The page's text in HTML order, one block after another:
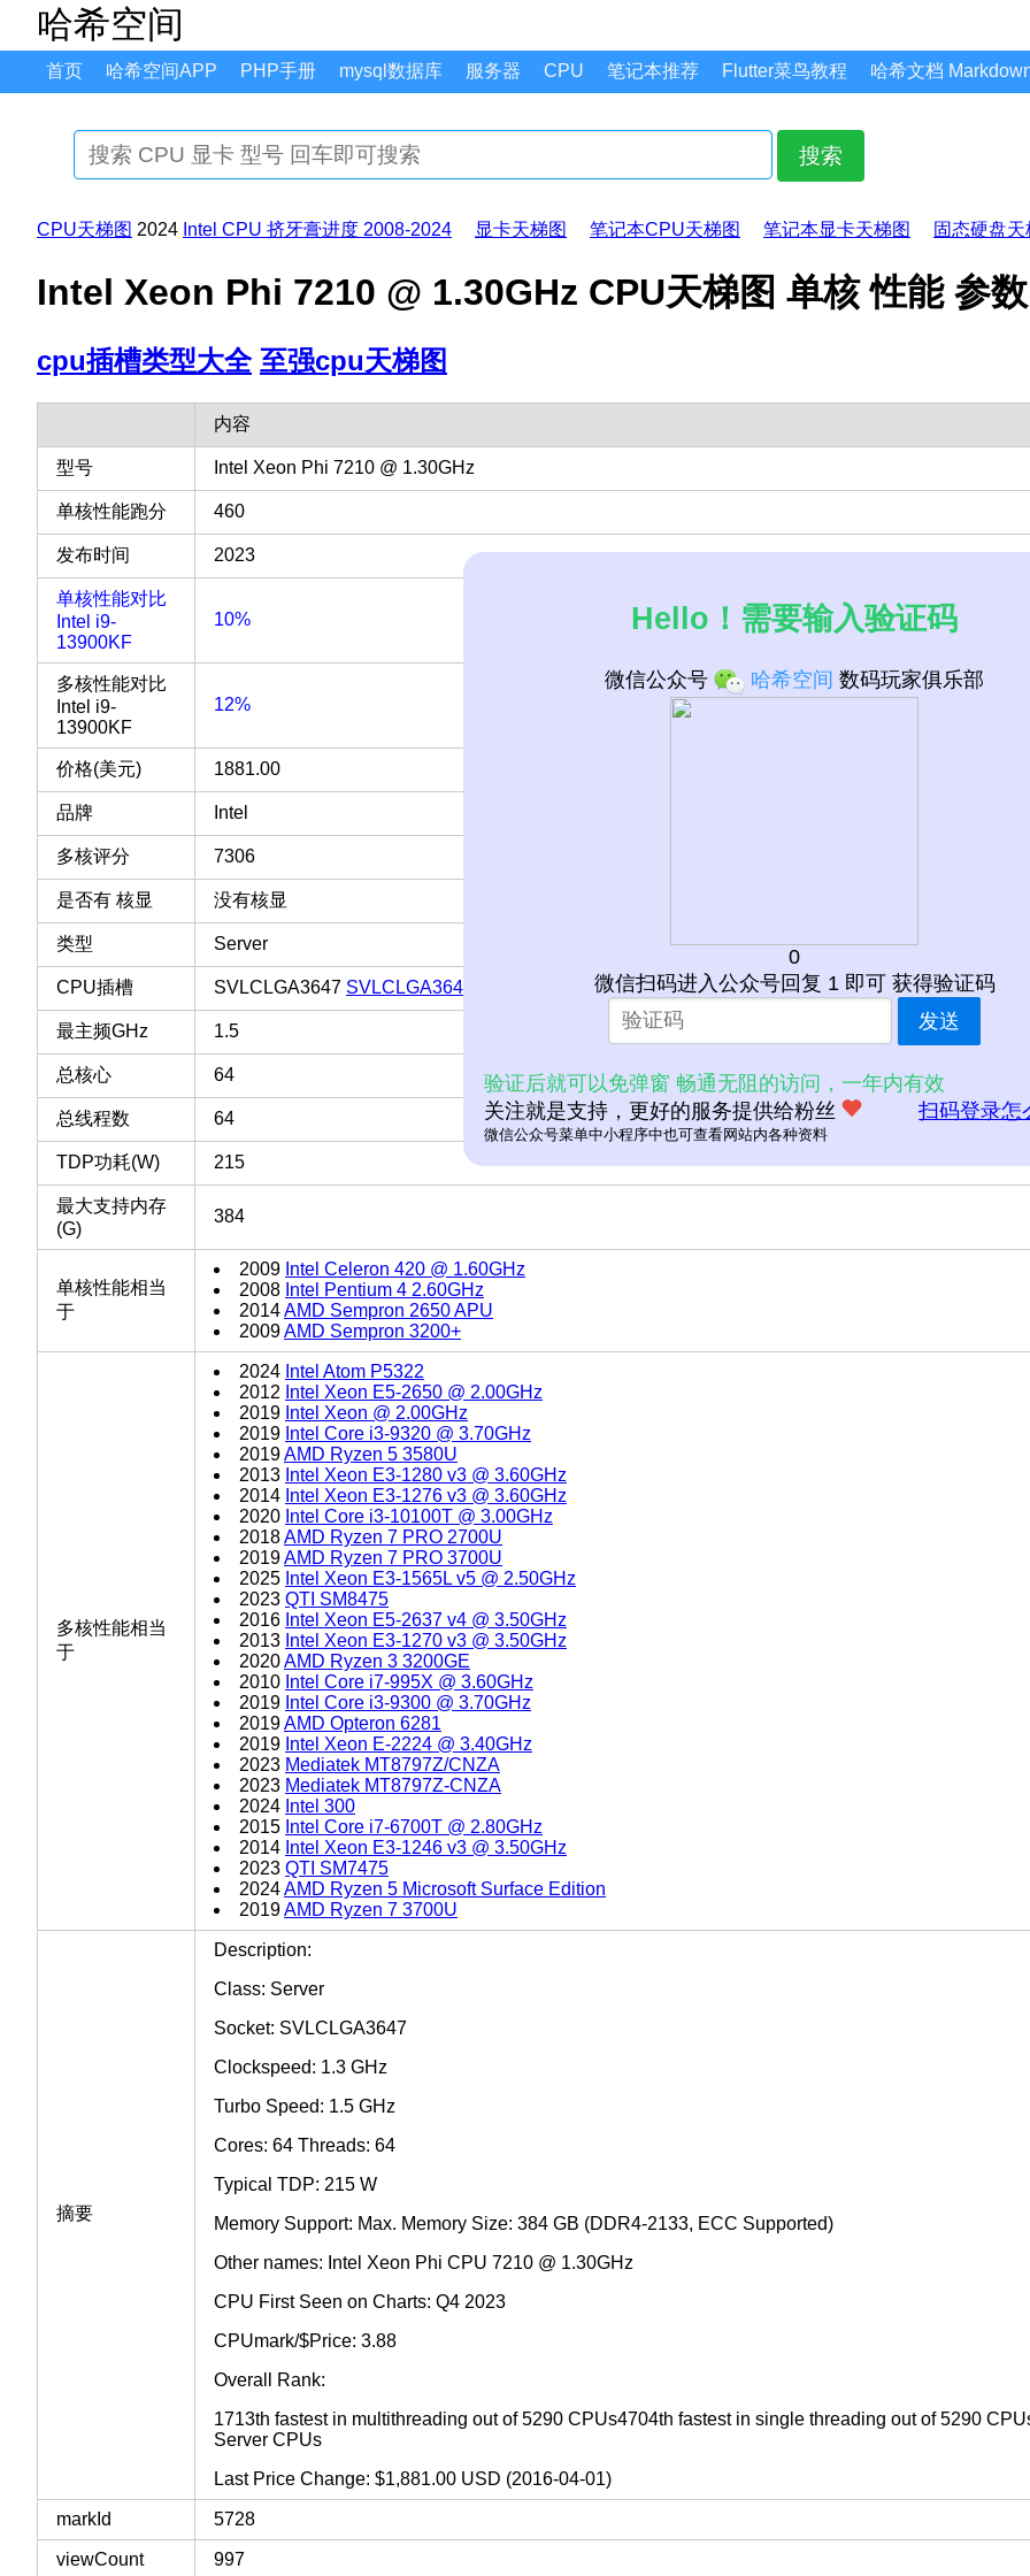
哈希空间
首页 哈希空间APP PHP手册 mysql数据库 服务器 CPU 笔记本推荐 Flutter菜鸟教程 哈希文档
搜索
CPU天梯图 2024 Intel CPU 挤牙膏进度 2008-2024 显卡天梯图 笔记本CPU天梯图 笔记本显卡天梯图 固态硬盘天
Intel Xeon Phi 7210 @ 1.30GHz CPU天梯图 单核 性能 参
cpu插槽类型大全 至强cpu天梯图
内容
型号 Intel Xeon Phi 7210 @ 1.30GHz
单核性能跑分 460
发布时间 2023
单核性能对比
Intel i9-
13900KF
10%
多核性能对比
Intel i9-
13900KF
12%
价格(美元) 1881.00
品牌 Intel
多核评分 7306
是否有 核显 没有核显
类型 Server
CPU插槽 SVLCLGA3647 SVLCLGA3647 插槽 接口 CPU列表
最主频GHz 1.5
总核心 64
总线程数 64
TDP功耗(W) 215
最大支持内存
(G)
384
单核性能相当
于
2009 Intel Celeron 420 @ 1.60GHz
2008 Intel Pentium 4 2.60GHz
2014AMD Sempron 2650 APU
2009AMD Sempron 3200+
多核性能相当
于
2024 Intel Atom P5322
2012 Intel Xeon E5-2650 @ 2.00GHz
2019 Intel Xeon @ 2.00GHz
2019 Intel Core i3-9320 @ 3.70GHz
2019AMD Ryzen 5 3580U
2013 Intel Xeon E3-1280 v3 @ 3.60GHz
2014 Intel Xeon E3-1276 v3 @ 3.60GHz
2020 Intel Core i3-10100T @ 3.00GHz
2018AMD Ryzen 7 PRO 2700U
2019AMD Ryzen 7 PRO 3700U
2025 Intel Xeon E3-1565L v5 @ 2.50GHz
2023 QTI SM8475
2016 Intel Xeon E5-2637 v4 @ 3.50GHz
2013 Intel Xeon E3-1270 v3 @ 3.50GHz
2020AMD Ryzen 3 3200GE
2010 Intel Core i7-995X @ 3.60GHz
2019 Intel Core i3-9300 @ 3.70GHz
2019AMD Opteron 6281
2019 Intel Xeon E-2224 @ 3.40GHz
2023 Mediatek MT8797Z/CNZA
2023 Mediatek MT8797Z-CNZA
2024 Intel 300
2015 Intel Core i7-6700T @ 2.80GHz
2014 Intel Xeon E3-1246 v3 @ 3.50GHz
2023 QTI SM7475
2024AMD Ryzen 5 Microsoft Surface Edition
2019AMD Ryzen 7 3700U
摘要
Description:
Class: Server
Socket: SVLCLGA3647
Clockspeed: 1.3 GHz
Turbo Speed: 1.5 GHz
Cores: 64 Threads: 64
Typical TDP: 215 W
Memory Support: Max. Memory Size: 384 GB (DDR4-2133, ECC Supported)
Other names: Intel Xeon Phi CPU 7210 @ 1.30GHz
CPU First Seen on Charts: Q4 2023
CPUmark/$Price: 3.88
Overall Rank:
1713th fastest in multithreading out of 5290 CPUs4704th fastest in single threading out of 5290
Server CPUs
Last Price Change: $1,881.00 USD (2016-04-01)
markId 5728
viewCount 997
Hello！需要输入验证码
微信公众号 哈希空间 数码玩家俱乐部
0
微信扫码进入公众号回复 1 即可 获得验证码
发送
验证后就可以免弹窗 畅通无阻的访问，一年内有效
关注就是支持，更好的服务提供给粉丝
扫码登录怎
微信公众号菜单中小程序中也可查看网站内各种资料